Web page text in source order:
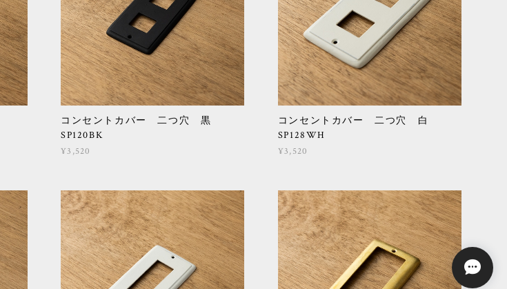
コンセントカバー 二つ穴 黒
SP120BK
¥3,520
コンセントカバー 二つ穴 白
SP128WH
¥3,520